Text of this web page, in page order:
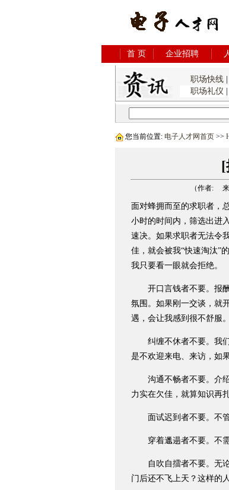
首 页 企业招聘
职场快线|
职场礼仪
您当前位置: 电子人才网首页 >>
[
（作者:
面对蜂拥而至的求职者，
小时的时间内，筛选出进
速决。如果求职者无法令
佳，就会被我“快速淘汰”
我只要看一眼就会拒绝。
开口言钱者不要。报酬
氛围。如果刚一交谈，就
遇，会让我感到很不舒服。
纠缠不休者不要。我们
是不欢迎来电、来访，如
沟通不畅者不要。介绍
力实在欠佳，就算知识再
面试迟到者不要。不管
穿着邋遢者不要。不需
自吹自擂者不要。无论
门后还不飞上天？这样的